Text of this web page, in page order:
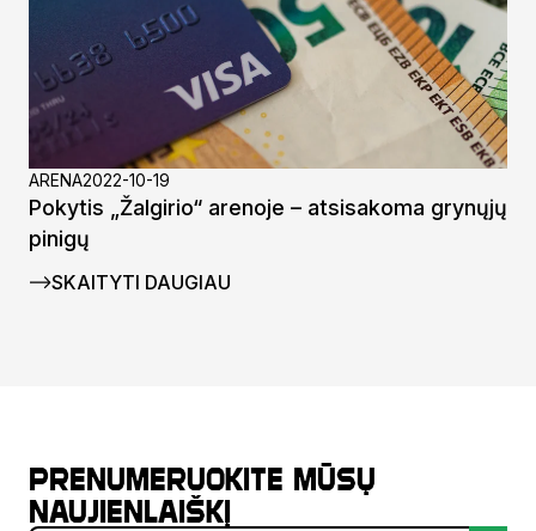
ARENA2022-10-19
Pokytis „Žalgirio“ arenoje – atsisakoma grynųjų
pinigų
SKAITYTI DAUGIAU
Prenumeruokite mūsų
naujienlaiškį